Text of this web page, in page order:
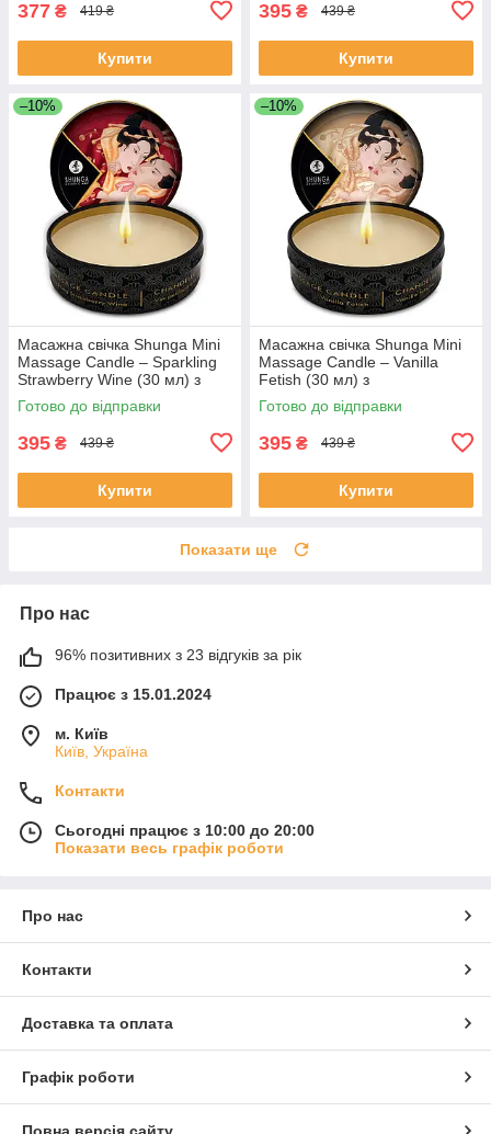
377 ₴ 419 ₴
Купити
395 ₴ 439 ₴
Купити
–10%
Масажна свічка Shunga Mini
Massage Candle – Sparkling
Strawberry Wine (30 мл) з
афродизіаками
Готово до відправки
395 ₴ 439 ₴
Купити
–10%
Масажна свічка Shunga Mini
Massage Candle – Vanilla
Fetish (30 мл) з
афродизіаками
Готово до відправки
395 ₴ 439 ₴
Купити
Показати ще
Про нас
96% позитивних з 23 відгуків за рік
Працює з 15.01.2024
м. Київ
Київ, Україна
Контакти
Сьогодні працює з 10:00 до 20:00
Показати весь графік роботи
Про нас
Контакти
Доставка та оплата
Графік роботи